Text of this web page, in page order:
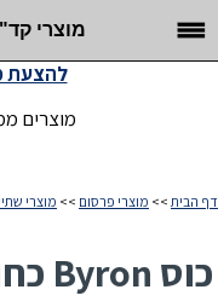
מוצרי
מוצרים
להצעת
דף הבית >> מוצרי פרסום >> מוצרי
כוס Byron כחול 470 מ"ל